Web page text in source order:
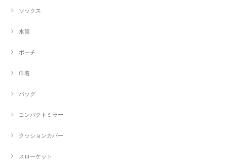
ソックス
水筒
ポーチ
巾着
バッグ
コンパクトミラー
クッションカバー
スローケット